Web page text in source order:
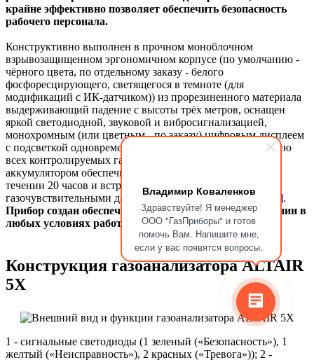
Владимир Коваленков
Здравствуйте! Я менеджер
ООО "ГазПриборы" и готов
помочь Вам. Напишите мне,
если у вас появятся вопросы.
крайне эффективно позволяет обеспечить безопасность
рабочего персонала.
Конструктивно выполнен в прочном моноблочном
взрывозащищенном эргономичном корпусе (по умолчанию -
чёрного цвета, по отдельному заказу - белого
фосфоресцирующего, светящегося в темноте (для
модификаций с ИК-датчиком)) из прорезиненного материала
выдерживающий падение с высоты трёх метров, оснащен
яркой светодиодной, звуковой и вибросигнализацией,
монохромным (или цветным - по заказу) цифровым дисплеем
с подсветкой одновременно отображающим концентрацию
всех контролируемых газов, встроенным литий-ионным
аккумулятором обеспечивающим непрерывную работу в
течении 20 часов и встроенными фирменными
газочувствительными датчиками (сенсорами)MSA XCell.
Прибор создан обеспечивать легкость при использовании в
любых условиях работы.
Конструкция газоанализатора ALTAIR
5X
1 - сигнальные светодиоды (1 зеленый («Безопасность»), 1
желтый («Неисправность»), 2 красных («Тревога»)); 2 -